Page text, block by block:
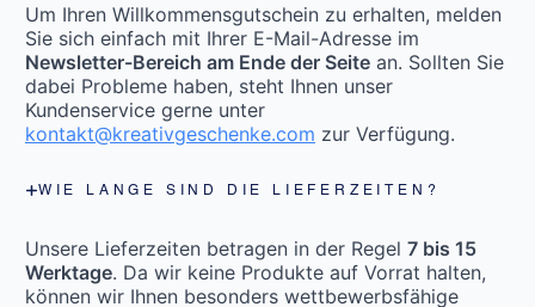
Um Ihren Willkommensgutschein zu erhalten, melden
Sie sich einfach mit Ihrer E-Mail-Adresse im
Newsletter-Bereich am Ende der Seite an. Sollten Sie
dabei Probleme haben, steht Ihnen unser
Kundenservice gerne unter
kontakt@kreativgeschenke.com zur Verfügung.
WIE LANGE SIND DIE LIEFERZEITEN?
Unsere Lieferzeiten betragen in der Regel 7 bis 15
Werktage. Da wir keine Produkte auf Vorrat halten,
können wir Ihnen besonders wettbewerbsfähige